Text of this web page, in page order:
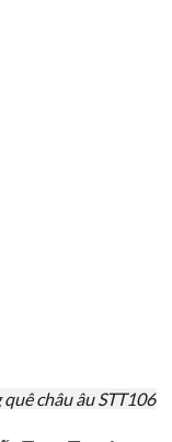
châu âu STT106